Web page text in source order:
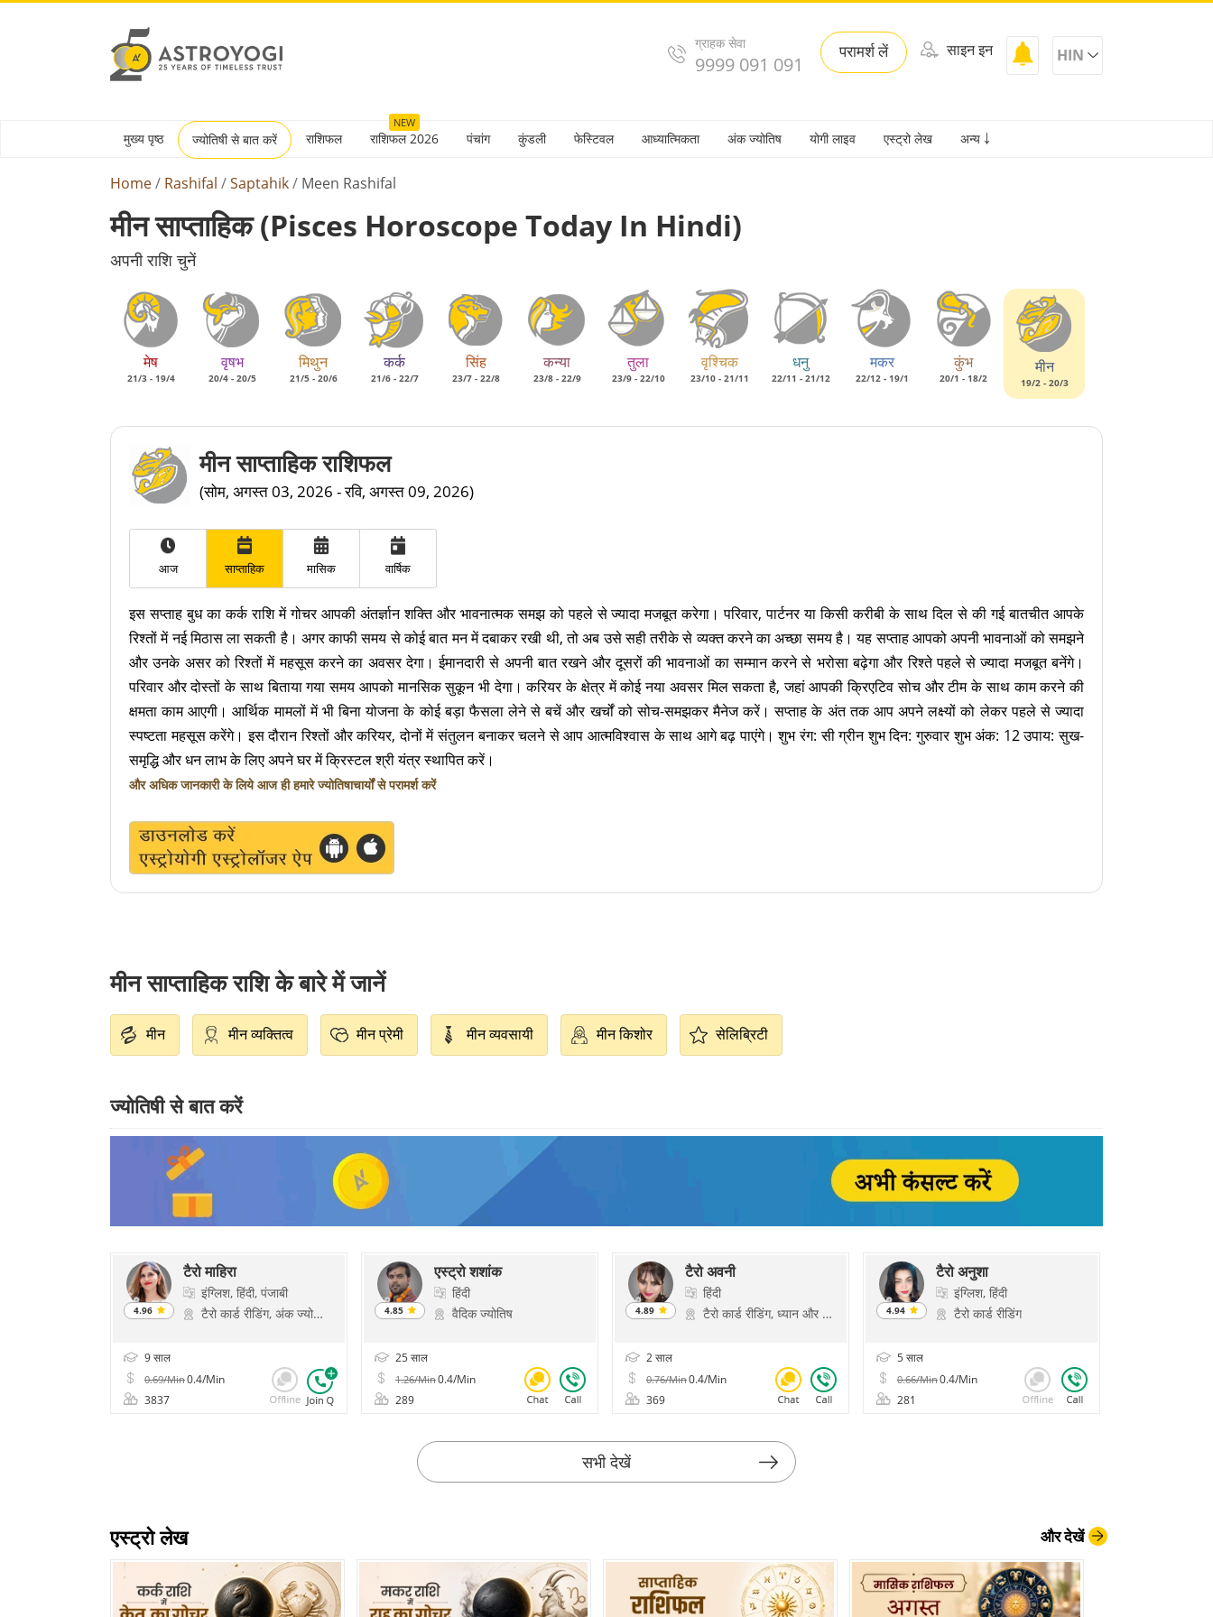
ग्राहक सेवा
9999 091 091
परामर्श लें साइन इन HIN
मुख्य पृष्ठ ज्योतिषी से बात करें राशिफल
NEW
राशिफल 2026 पंचांग कुंडली फेस्टिवल आध्यात्मिकता अंक ज्योतिष योगी लाइव एस्ट्रो लेख अन्य ￬
Home Rashifal Saptahik Meen Rashifal
मीन साप्ताहिक (pisces Horoscope Today In Hindi)
अपनी राशि चुनें
मेष
21/3 - 19/4
वृषभ
20/4 - 20/5
मिथुन
21/5 - 20/6
कर्क
21/6 - 22/7
सिंह
23/7 - 22/8
कन्या
23/8 - 22/9
तुला
23/9 - 22/10
वृश्चिक
23/10 - 21/11
धनु
22/11 - 21/12
मकर
22/12 - 19/1
कुंभ
20/1 - 18/2
मीन
19/2 - 20/3
मीन साप्ताहिक राशिफल
(सोम, अगस्त 03, 2026 - रवि, अगस्त 09, 2026)
आज साप्ताहिक मासिक वार्षिक
इस सप्ताह बुध का कर्क राशि में गोचर आपकी अंतर्ज्ञान शक्ति और भावनात्मक समझ को पहले से ज्यादा मजबूत करेगा। परिवार, पार्टनर या किसी करीबी के साथ दिल से की गई बातचीत आपके
रिश्तों में नई मिठास ला सकती है। अगर काफी समय से कोई बात मन में दबाकर रखी थी, तो अब उसे सही तरीके से व्यक्त करने का अच्छा समय है। यह सप्ताह आपको अपनी भावनाओं को समझने
और उनके असर को रिश्तों में महसूस करने का अवसर देगा। ईमानदारी से अपनी बात रखने और दूसरों की भावनाओं का सम्मान करने से भरोसा बढ़ेगा और रिश्ते पहले से ज्यादा मजबूत बनेंगे।
परिवार और दोस्तों के साथ बिताया गया समय आपको मानसिक सुकून भी देगा। करियर के क्षेत्र में कोई नया अवसर मिल सकता है, जहां आपकी क्रिएटिव सोच और टीम के साथ काम करने की
क्षमता काम आएगी। आर्थिक मामलों में भी बिना योजना के कोई बड़ा फैसला लेने से बचें और खर्चों को सोच-समझकर मैनेज करें। सप्ताह के अंत तक आप अपने लक्ष्यों को लेकर पहले से ज्यादा
स्पष्टता महसूस करेंगे। इस दौरान रिश्तों और करियर, दोनों में संतुलन बनाकर चलने से आप आत्मविश्वास के साथ आगे बढ़ पाएंगे। शुभ रंग: सी ग्रीन शुभ दिन: गुरुवार शुभ अंक: 12 उपाय: सुख-
समृद्धि और धन लाभ के लिए अपने घर में क्रिस्टल श्री यंत्र स्थापित करें।
और अधिक जानकारी के लिये आज ही हमारे ज्योतिषाचार्यों से परामर्श करें
मीन साप्ताहिक राशि के बारे में जानें
मीन मीन व्यक्तित्व मीन प्रेमी मीन व्यवसायी मीन किशोर सेलिब्रिटी
ज्योतिषी से बात करें
4.96
टैरो माहिरा
इंग्लिश, हिंदी, पंजाबी
टैरो कार्ड रीडिंग, अंक ज्योतिष, प्रेम और विवाह के मंत्र, चक्र हीलिंग, ऑरेकल कार्ड रीडिंग
9 साल
0.69/Min0.4/Min
3837
4.85
एस्ट्रो शशांक
हिंदी
वैदिक ज्योतिष
25 साल
1.26/Min0.4/Min
289
4.89
टैरो अवनी
हिंदी
टैरो कार्ड रीडिंग, ध्यान और चेतना, चक्र हीलिंग, प्रेम और विवाह के मंत्र, करियर स्पेल, उपाय विशेषज्ञ, आकाशिक रीडिंग्स, फॉर्च्यून, प्राणिक हीलिंग, योग और ध्यान, साइकोलॉजिकल रीडिंग, प्रश्न
2 साल
0.76/Min0.4/Min
369
4.94
टैरो अनुशा
इंग्लिश, हिंदी
टैरो कार्ड रीडिंग
5 साल
0.66/Min0.4/Min
281
सभी देखें
एस्ट्रो लेख और देखें